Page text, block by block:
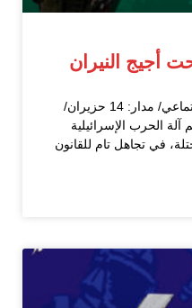
معهد القارات الثلاث للبحث الاجتماعي/ مدار: 14 حزيران/
آلة الحرب الإسرائيلية
في تجاهل تام للقانون